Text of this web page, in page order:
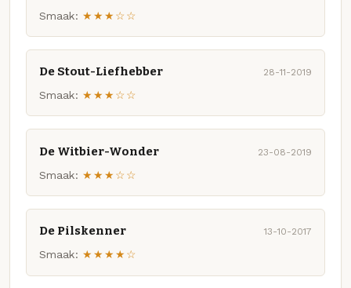
Smaak: ★★★☆☆
De Stout-Liefhebber 28-11-2019
Smaak: ★★★☆☆
De Witbier-Wonder 23-08-2019
Smaak: ★★★☆☆
De Pilskenner 13-10-2017
Smaak: ★★★★☆